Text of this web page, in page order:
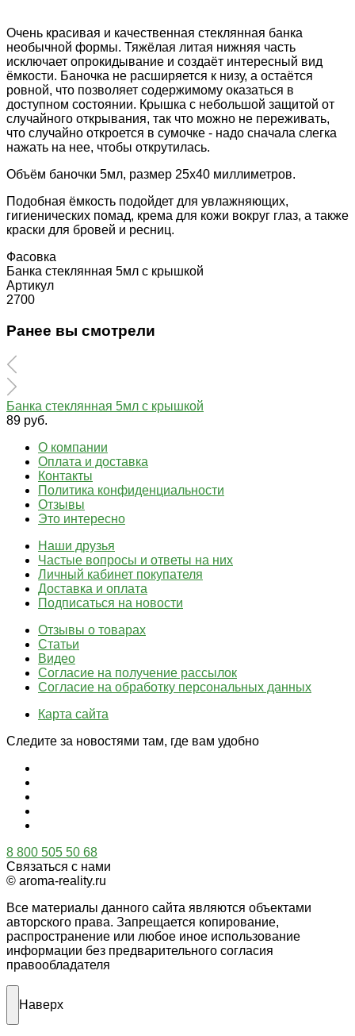
Очень красивая и качественная стеклянная банка
необычной формы. Тяжёлая литая нижняя часть
исключает опрокидывание и создаёт интересный вид
ёмкости. Баночка не расширяется к низу, а остаётся
ровной, что позволяет содержимому оказаться в
доступном состоянии. Крышка с небольшой защитой от
случайного открывания, так что можно не переживать,
что случайно откроется в сумочке - надо сначала слегка
нажать на нее, чтобы открутилась.
Объём баночки 5мл, размер 25х40 миллиметров.
Подобная ёмкость подойдет для увлажняющих,
гигиенических помад, крема для кожи вокруг глаз, а также
краски для бровей и ресниц.
Фасовка
Банка стеклянная 5мл с крышкой
Артикул
2700
Ранее вы смотрели
Банка стеклянная 5мл с крышкой
89 руб.
О компании
Оплата и доставка
Контакты
Политика конфиденциальности
Отзывы
Это интересно
Наши друзья
Частые вопросы и ответы на них
Личный кабинет покупателя
Доставка и оплата
Подписаться на новости
Отзывы о товарах
Статьи
Видео
Согласие на получение рассылок
Согласие на обработку персональных данных
Карта сайта
Следите за новостями там, где вам удобно
8 800 505 50 68
Связаться с нами
© aroma-reality.ru
Все материалы данного сайта являются объектами
авторского права. Запрещается копирование,
распространение или любое иное использование
информации без предварительного согласия
правообладателя
Наверх